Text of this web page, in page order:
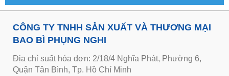
CÔNG TY TNHH SẢN XUẤT VÀ THƯƠNG MẠI
BAO BÌ PHỤNG NGHI
Địa chỉ suất hóa đơn: 2/18/4 Nghĩa Phát, Phường 6,
Quận Tân Bình, Tp. Hồ Chí Minh